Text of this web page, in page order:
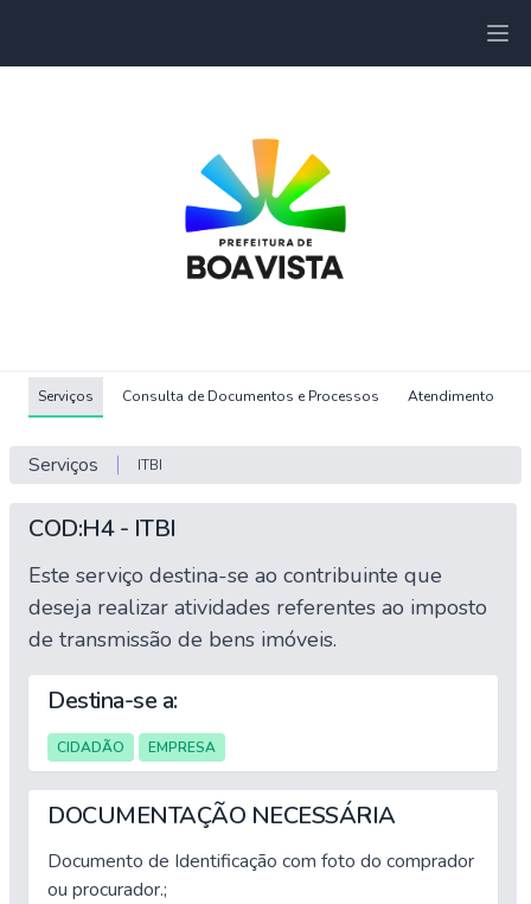
Serviços Consulta de Documentos e Processos Atendimento
Serviços ITBI
COD:H4 - ITBI
Este serviço destina-se ao contribuinte que
deseja realizar atividades referentes ao imposto
de transmissão de bens imóveis.
Destina-se a:
CIDADÃO EMPRESA
DOCUMENTAÇÃO NECESSÁRIA
Documento de Identificação com foto do comprador
ou procurador.;